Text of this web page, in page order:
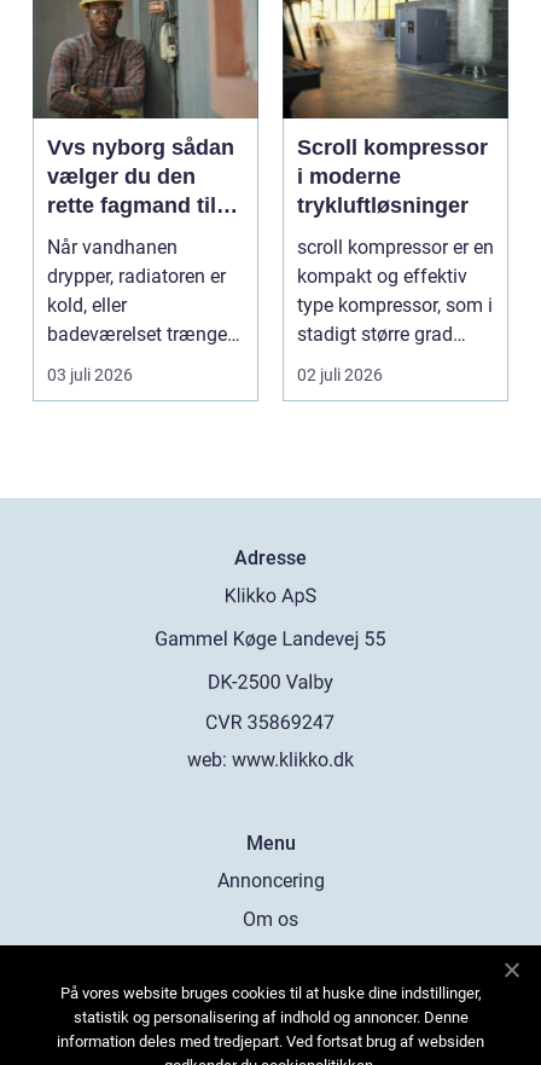
Vvs nyborg sådan
vælger du den
rette fagmand til
opgaven
Når vandhanen
drypper, radiatoren er
kold, eller
badeværelset trænger
til en gennemgribende
renoveri...
03 juli 2026
Scroll kompressor
i moderne
trykluftløsninger
scroll kompressor er en
kompakt og effektiv
type kompressor, som i
stadigt større grad
vælges til an...
02 juli 2026
Adresse
web: www.klikko.dk
Menu
Annoncering
Om os
Kontakt os
Sitemap
På vores website bruges cookies til at huske dine indstillinger,
statistik og personalisering af indhold og annoncer. Denne
information deles med tredjepart. Ved fortsat brug af websiden